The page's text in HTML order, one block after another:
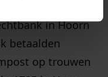
in Hoorn
betaalden
op trouwen